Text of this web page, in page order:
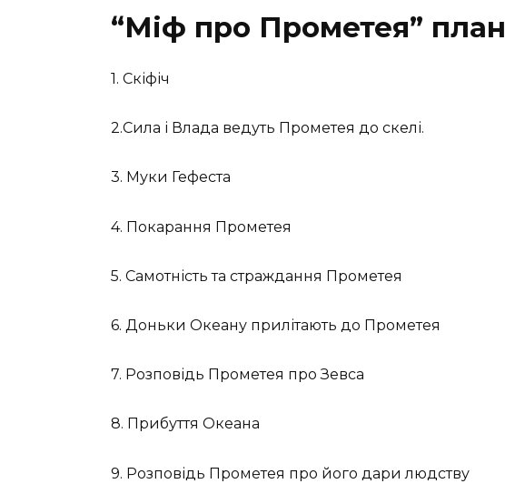
“Міф про Прометея” план
1. Скіфіч
2.Сила і Влада ведуть Прометея до скелі.
3. Муки Гефеста
4. Покарання Прометея
5. Самотність та страждання Прометея
6. Доньки Океану прилітають до Прометея
7. Розповідь Прометея про Зевса
8. Прибуття Океана
9. Розповідь Прометея про його дари людству